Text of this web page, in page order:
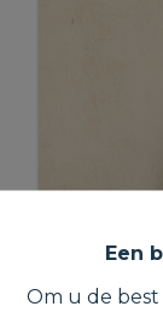
Een
Om u de